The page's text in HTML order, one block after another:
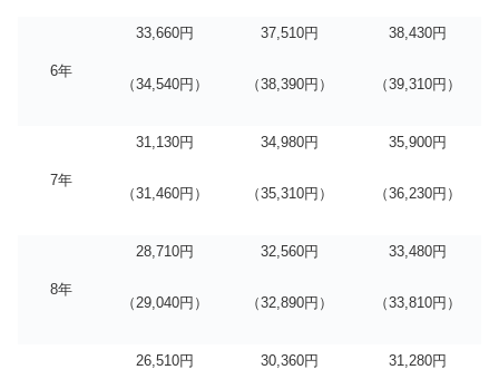
6年
33,660円
（34,540円）
37,510円
（38,390円）
38,430円
（39,310円）
7年
31,130円
（31,460円）
34,980円
（35,310円）
35,900円
（36,230円）
8年
28,710円
（29,040円）
32,560円
（32,890円）
33,480円
（33,810円）
26,510円 30,360円 31,280円